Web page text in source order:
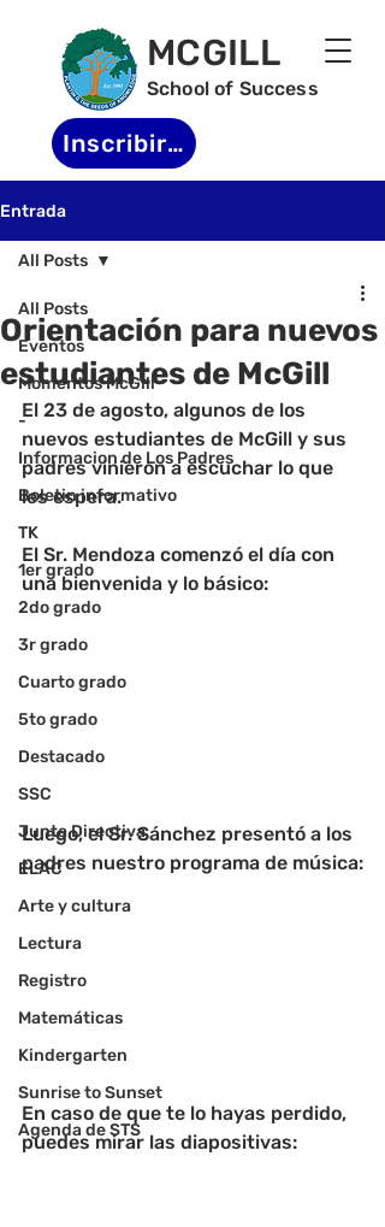
MCGILL
School of Success
Inscribirse
Entrada
All Posts
Eventos
Momentos McGill
-
Informacion de Los Padres
Boletin informativo
TK
1er grado
2do grado
3r grado
Cuarto grado
5to grado
Destacado
SSC
Junta Directiva
ELAC
Arte y cultura
Lectura
Registro
Matemáticas
Kindergarten
Sunrise to Sunset
Agenda de STS
All Posts
Orientación para nuevos
estudiantes de McGill
El 23 de agosto, algunos de los
nuevos estudiantes de McGill y sus
padres vinieron a escuchar lo que
les espera.
El Sr. Mendoza comenzó el día con
una bienvenida y lo básico:
Luego, el Sr. Sánchez presentó a los
padres nuestro programa de música:
En caso de que te lo hayas perdido,
puedes mirar las diapositivas: